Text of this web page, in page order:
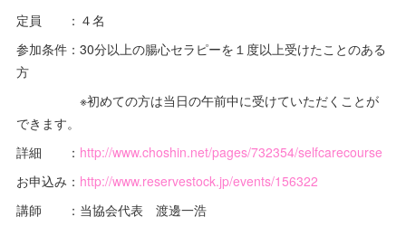
定員 ：４名
参加条件：30分以上の腸心セラピーを１度以上受けたことのある
方
※初めての方は当日の午前中に受けていただくことが
できます。
詳細 ： http://www.choshin.net/pages/732354/selfcarecourse
お申込み： http://www.reservestock.jp/events/156322
講師 ：当協会代表 渡邊一浩